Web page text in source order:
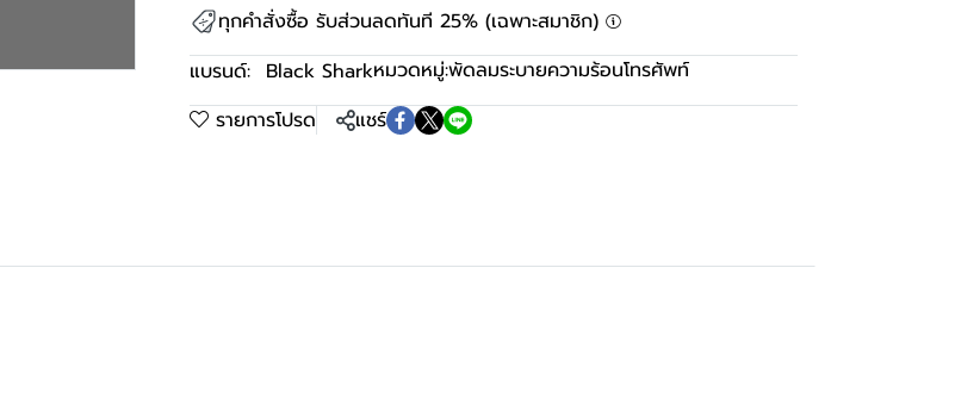
ทุกคำสั่งซื้อ รับส่วนลดทันที 25% (เฉพาะสมาชิก)
แบรนด์: Black Sharkหมวดหมู่:พัดลมระบายความร้อนโทรศัพท์
รายการโปรด
แชร์